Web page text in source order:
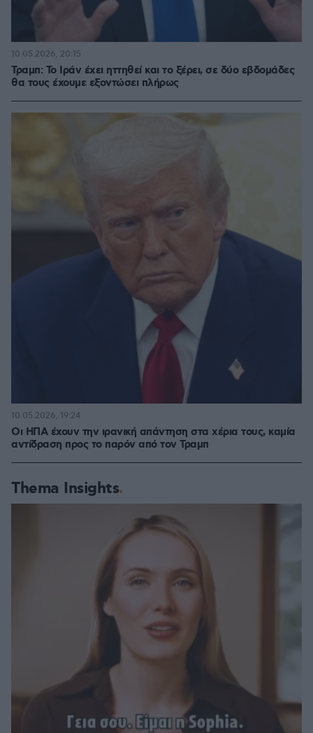
Τραμπ: Το Ιράν έχει ηττηθεί και το ξέρει, σε δύο εβδομάδες
θα τους έχουμε εξοντώσει πλήρως
10.05.2026, 20:15
Οι ΗΠΑ έχουν την ιρανική απάντηση στα χέρια τους, καμία
αντίδραση προς το παρόν από τον Τραμπ
10.05.2026, 19:24
Thema Insights